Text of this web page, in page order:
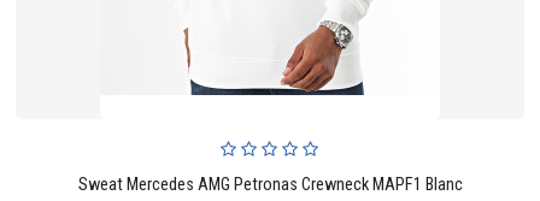
Sweat Mercedes AMG Petronas Crewneck MAPF1 Blanc